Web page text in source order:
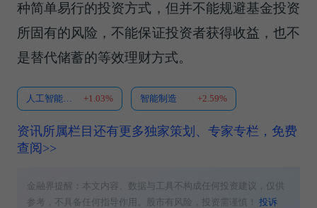
种简单易行的投资方式，但并不能规避基金投资
所固有的风险，不能保证投资者获得收益，也不
是替代储蓄的等效理财方式。
人工智能ETF华富 +1.03% 智能制造 +2.59%
资讯所属栏目还有更多独家策划、专家专栏，免费
查阅>>
金融界提醒：本文内容、数据与工具不构成任何投资建议，仅供
参考，不具备任何指导作用。股市有风险，投资需谨慎！投诉